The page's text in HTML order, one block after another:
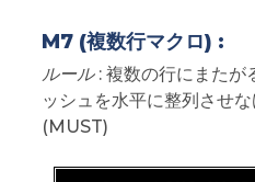
M7 (複数行マクロ) :
ルール: 複数の行にまたが
ッシュを水平に整列させ
(MUST)